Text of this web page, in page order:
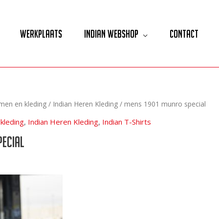
Werkplaats Indian Webshop Contact
en kleding / Indian Heren Kleding / mens 1901 munro special
, Indian Heren Kleding, Indian T-Shirts